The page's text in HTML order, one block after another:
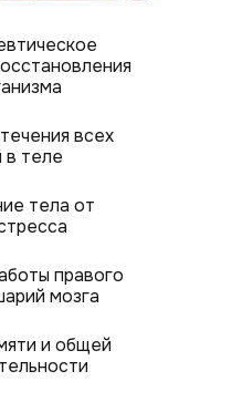
всех
теле
правого
мозга
тела от
и общей